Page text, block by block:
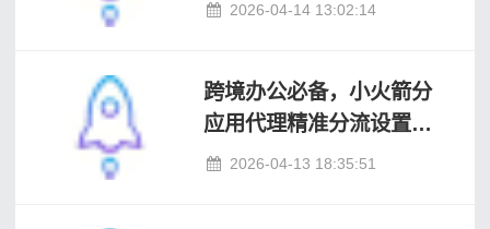
2026-04-14 13:02:14
跨境办公必备，小火箭分
应用代理精准分流设置方
案 2026-04-13 18:35:51